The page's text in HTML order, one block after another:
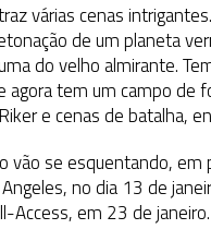
várias cenas
de um planeta
do velho almirante.
agora tem um campo de
e cenas de batalha,
vão se esquentando,
no dia 13 de
Access, em 23 de